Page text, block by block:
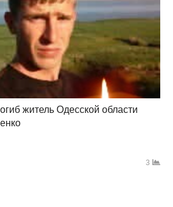
житель Одесской области
3